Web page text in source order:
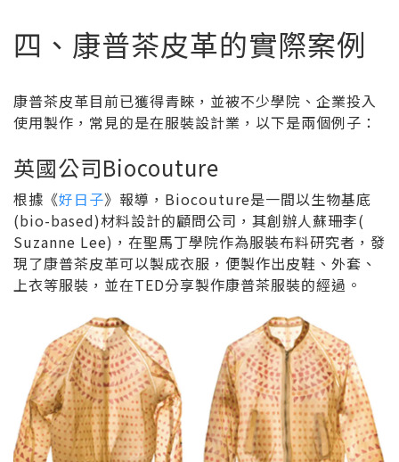
四、康普茶皮革的實際案例
康普茶皮革目前已獲得青睞，並被不少學院、企業投入
使用製作，常見的是在服裝設計業，以下是兩個例子：
英國公司Biocouture
根據《好日子》報導，Biocouture是一間以生物基底
(bio-based)材料設計的顧問公司，其創辦人蘇珊李(
Suzanne Lee)，在聖馬丁學院作為服裝布料研究者，發
現了康普茶皮革可以製成衣服，便製作出皮鞋、外套、
上衣等服裝，並在TED分享製作康普茶服裝的經過。